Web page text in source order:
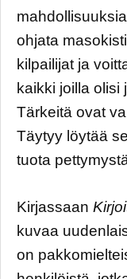
ohjata
kilpailijat ja
kaikki joilla
Tärkeitä ovat
Täytyy löytää
tuota
Kirjassaan
kuvaa
on